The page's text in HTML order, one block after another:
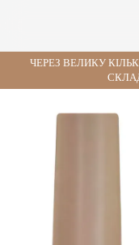
ЧЕРЕЗ ВЕЛИКУ